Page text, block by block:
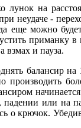
лунок на
неудаче -
можно
приманку в
взмах и пауза.
балансир
производить
или на
о крючок.